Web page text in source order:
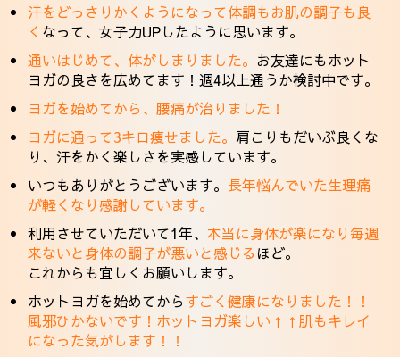
汗をどっさりかくようになって体調もお肌の調子も良
く なって、女子力UPしたように思います。
通いはじめて、体がしまりました。 お友達にもホット
ヨガの良さを広めてます！週4以上通うか検討中です。
ヨガを始めてから、腰痛が治りました！
ヨガに通って3キロ痩せました。 肩こりもだいぶ良くな
り、汗をかく楽しさを実感しています。
いつもありがとうございます。 長年悩んでいた生理痛
が軽くなり感謝しています。
利用させていただいて1年、本当に身体が楽になり毎週
来ないと身体の調子が悪いと感じる ほど。
これからも宜しくお願いします。
ホットヨガを始めてからすごく健康になりました！！
風邪ひかないです！ホットヨガ楽しい↑↑肌もキレイ
になった気がします！！